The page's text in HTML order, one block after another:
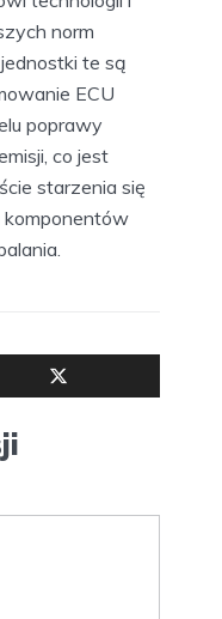
norm
te są
ECU
poprawy
co jest
starzenia się
komponentów